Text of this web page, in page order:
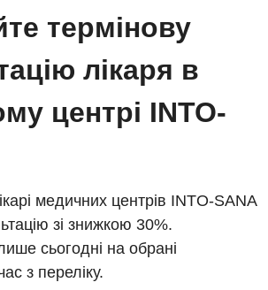
Безкоштовні операції
станів
терапії
Лікування гострого інфаркту
Національний скринінг здоров’я 40+
термінову
лікаря в
центрі INTO-
медичних центрів INTO-SANA
зі знижкою 30%.
сьогодні на обрані
з переліку.